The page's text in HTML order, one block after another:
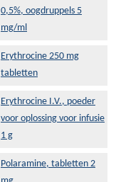
0,5%, oogdruppels 5
mg/ml
Erythrocine 250 mg
tabletten
Erythrocine I.V., poeder
voor oplossing voor infusie
1 g
Polaramine, tabletten 2